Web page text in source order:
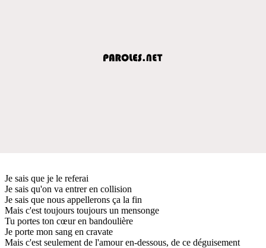
Je sais que je le referai
Je sais qu'on va entrer en collision
Je sais que nous appellerons ça la fin
Mais c'est toujours toujours un mensonge
Tu portes ton cœur en bandoulière
Je porte mon sang en cravate
Mais c'est seulement de l'amour en-dessous, de ce déguisement